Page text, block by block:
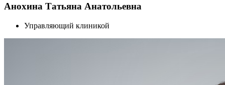
Анохина Татьяна Анатольевна
Управляющий клиникой